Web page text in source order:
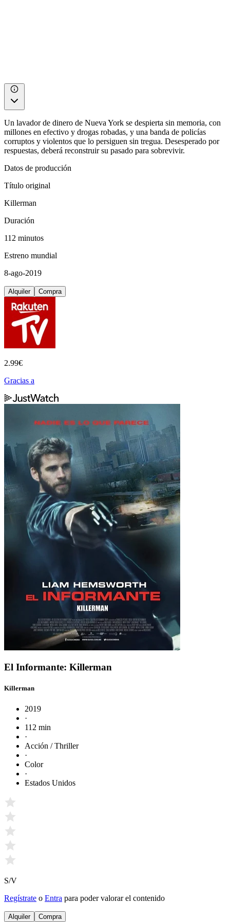
Un lavador de dinero de Nueva York se despierta sin memoria, con
millones en efectivo y drogas robadas, y una banda de policías
corruptos y violentos que lo persiguen sin tregua. Desesperado por
respuestas, deberá reconstruir su pasado para sobrevivir.
Datos de producción
Título original
Killerman
Duración
112 minutos
Estreno mundial
8-ago-2019
Alquiler Compra
2.99€
Gracias a
El Informante: Killerman
Killerman
2019
·
112 min
·
Acción / Thriller
·
Color
·
Estados Unidos
S/V
Regístrate o Entra para poder valorar el contenido
Alquiler Compra